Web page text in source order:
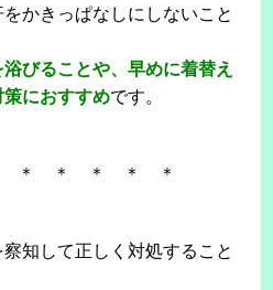
かきっぱなしにしないこと
びることや、早めに着替え
におすすめです。
＊ ＊ ＊ ＊ ＊
知して正しく対処すること